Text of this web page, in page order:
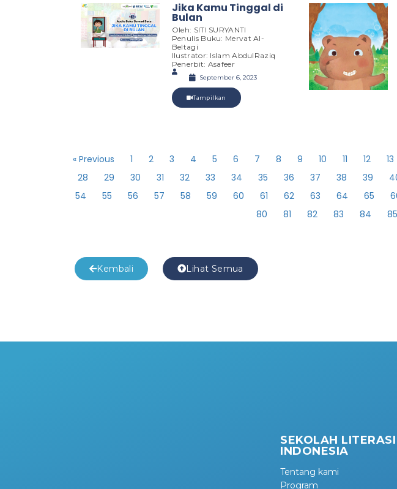
Jika Kamu Tinggal di
Bulan
Oleh: SITI SURYANTI
Penulis Buku: Mervat Al-
Beltagi
Ilustrator: Islam AbdulRaziq
Penerbit: Asafeer
September 6, 2023
Tampilkan
« Previous 1 2 3 4 5 6 7 8 9 10 11 12 13
28
29 30 31 32 33 34 35 36 37 38 39
54
55 56 57 58 59 60 61 62 63 64 65
80
81 82 83 84 85
Kembali Lihat Semua
SEKOLAH LITERASI
INDONESIA
Tentang kami
Program